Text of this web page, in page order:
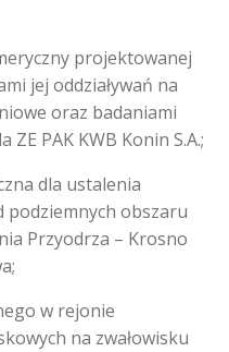
projektowanej
jej oddziaływań na
oraz badaniami
PAK KWB Konin S.A.;
dla ustalenia
podziemnych obszaru
Przyodrza – Krosno
w rejonie
na zwałowisku